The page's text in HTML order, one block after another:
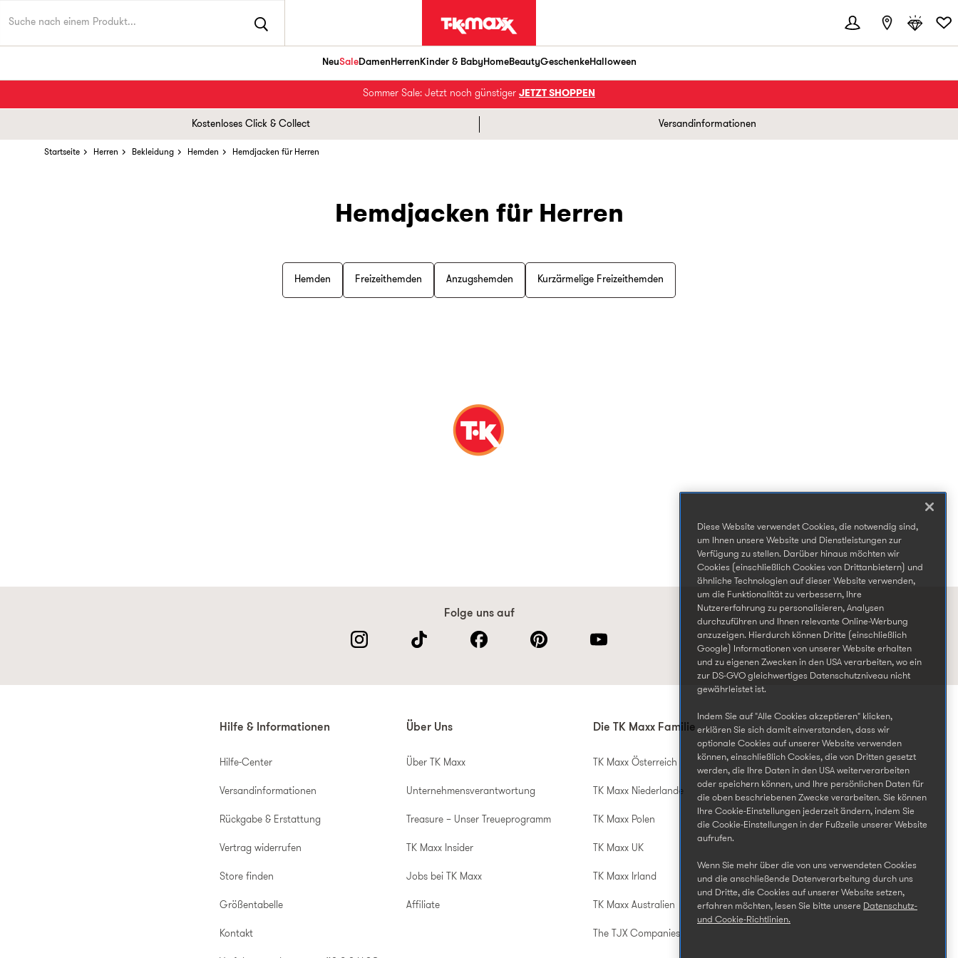
NeuSaleDamenHerrenKinder & BabyHomeBeautyGeschenkeHalloween
Sommer Sale: Jetzt noch günstiger JETZT SHOPPEN
Kostenloses Click & Collect Versandinformationen
Startseite Herren Bekleidung Hemden Hemdjacken für Herren
Hemdjacken für Herren
Hemden Freizeithemden Anzugshemden Kurzärmelige Freizeithemden
Folge uns auf
Hilfe & Informationen
Hilfe-Center
Versandinformationen
Rückgabe & Erstattung
Vertrag widerrufen
Store finden
Größentabelle
Kontakt
Über Uns
Über TK Maxx
Unternehmensverantwortung
Treasure – Unser Treueprogramm
TK Maxx Insider
Jobs bei TK Maxx
Affiliate
Die TK Maxx Familie
TK Maxx Österreich
TK Maxx Niederlande
TK Maxx Polen
TK Maxx UK
TK Maxx Irland
TK Maxx Australien
The TJX Companies
Diese Website verwendet Cookies, die notwendig sind,
um Ihnen unsere Website und Dienstleistungen zur
Verfügung zu stellen. Darüber hinaus möchten wir
Cookies (einschließlich Cookies von Drittanbietern) und
ähnliche Technologien auf dieser Website verwenden,
um die Funktionalität zu verbessern, Ihre
Nutzererfahrung zu personalisieren, Analysen
durchzuführen und Ihnen relevante Online-Werbung
anzuzeigen. Hierdurch können Dritte (einschließlich
Google) Informationen von unserer Website erhalten
und zu eigenen Zwecken in den USA verarbeiten, wo ein
zur DS-GVO gleichwertiges Datenschutzniveau nicht
gewährleistet ist.
Indem Sie auf "Alle Cookies akzeptieren" klicken,
erklären Sie sich damit einverstanden, dass wir
optionale Cookies auf unserer Website verwenden
können, einschließlich Cookies, die von Dritten gesetzt
werden, die Ihre Daten in den USA weiterverarbeiten
oder speichern können, und Ihre persönlichen Daten für
die oben beschriebenen Zwecke verarbeiten. Sie können
Ihre Cookie-Einstellungen jederzeit ändern, indem Sie
die Cookie-Einstellungen in der Fußzeile unserer Website
aufrufen.
Wenn Sie mehr über die von uns verwendeten Cookies
und die anschließende Datenverarbeitung durch uns
und Dritte, die Cookies auf unserer Website setzen,
erfahren möchten, lesen Sie bitte unsere Datenschutz-
und Cookie-Richtlinien.